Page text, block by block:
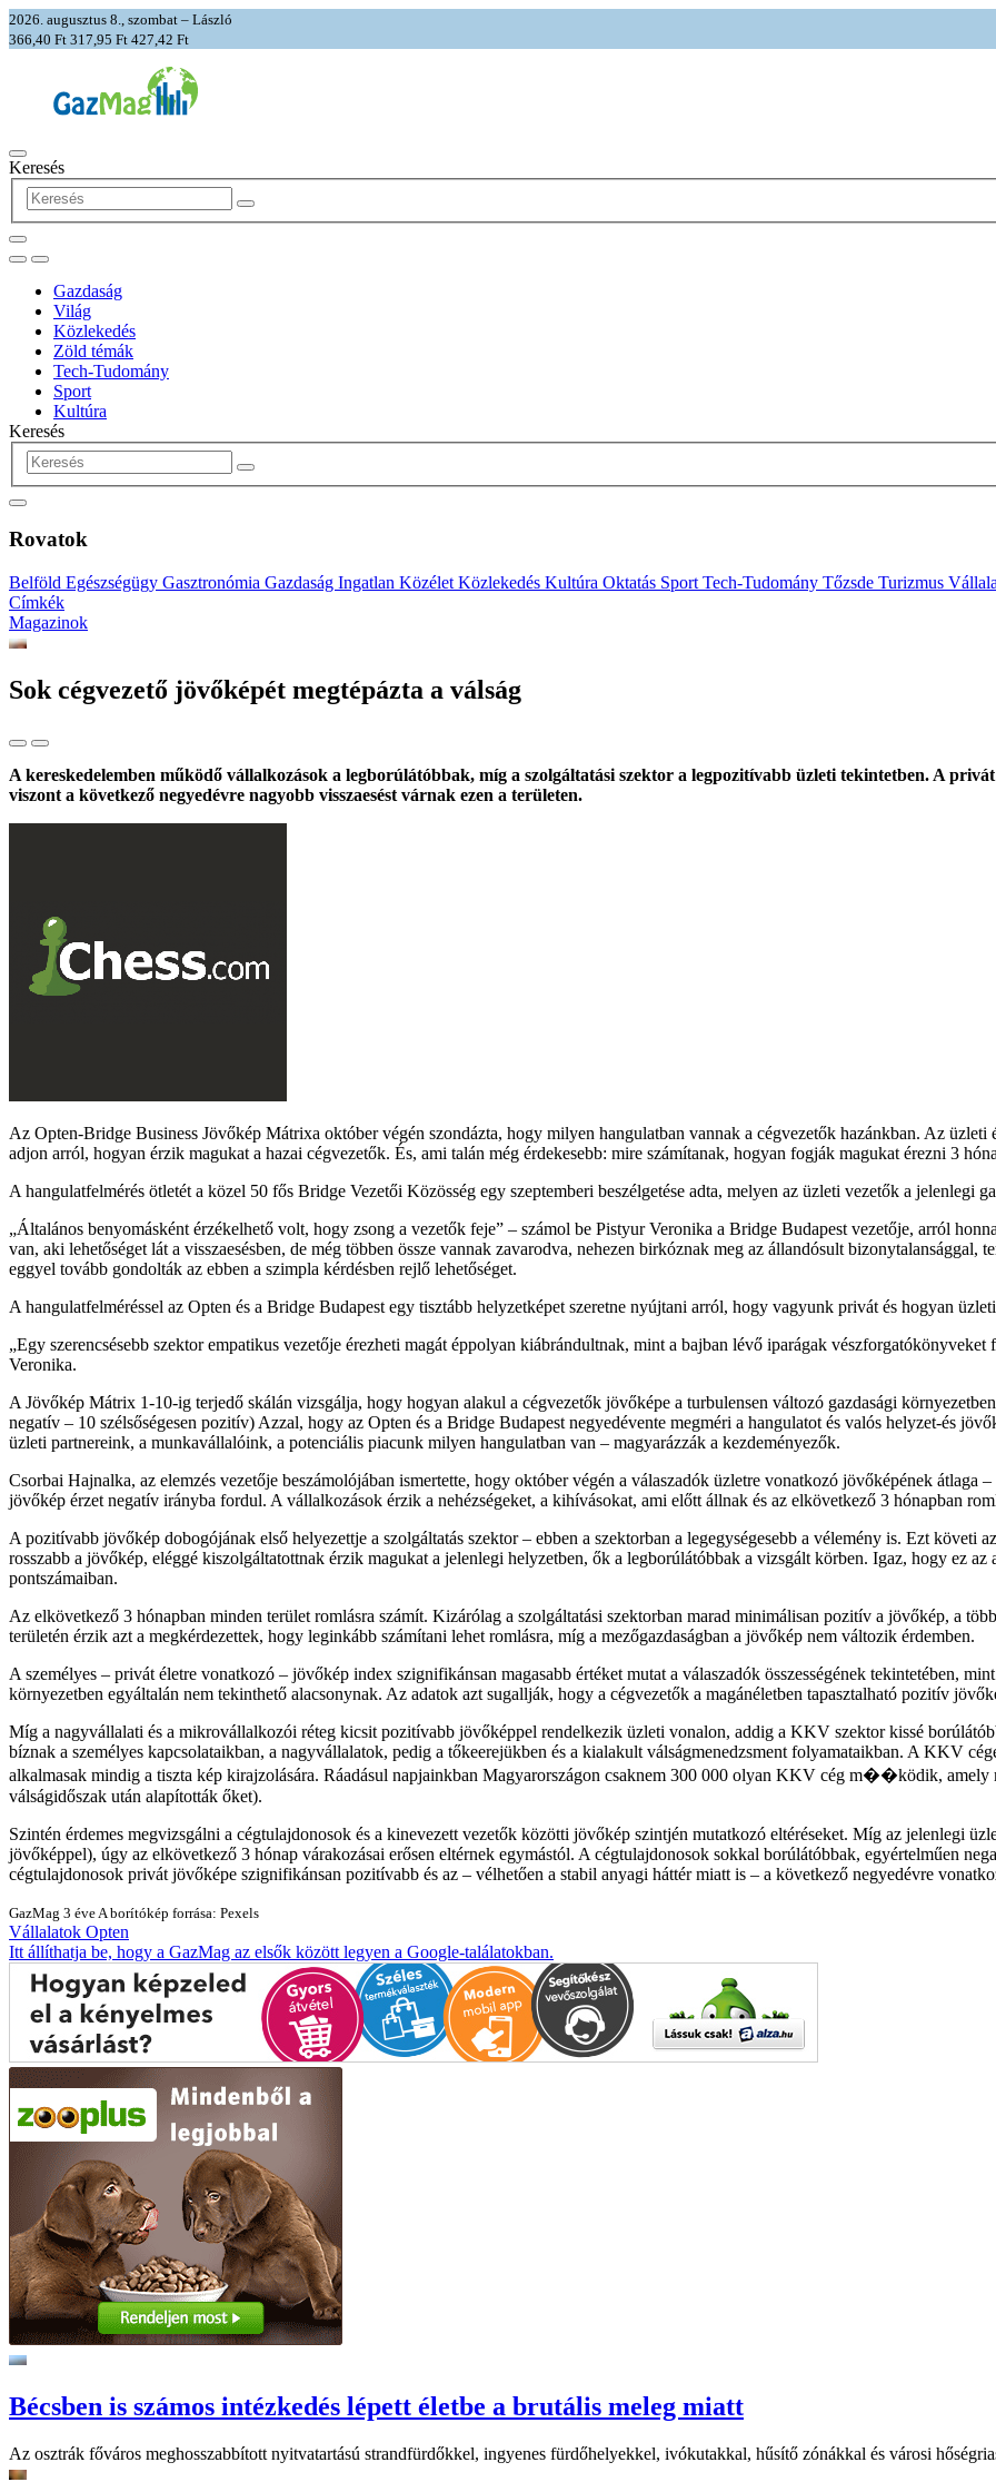
2026. augusztus 8., szombat – László
366,40 Ft 317,95 Ft 427,42 Ft
Keresés
Gazdaság
Világ
Közlekedés
Zöld témák
Tech-Tudomány
Sport
Kultúra
Keresés
Rovatok
Belföld Egészségügy Gasztronómia Gazdaság Ingatlan Közélet Közlekedés Kultúra Oktatás Sport Tech-Tudomány Tőzsde Turizmus
Címkék
Magazinok
Sok cégvezető jövőképét megtépázta a válság
A kereskedelemben működő vállalkozások a legborúlátóbbak, míg a szolgáltatási szektor a legpozitívabb üzleti tekintetben. A
viszont a következő negyedévre nagyobb visszaesést várnak ezen a területen.
Az Opten-Bridge Business Jövőkép Mátrixa október végén szondázta, hogy milyen hangulatban vannak a cégvezetők hazánkban. Az
adjon arról, hogyan érzik magukat a hazai cégvezetők. És, ami talán még érdekesebb: mire számítanak, hogyan fogják magukat érezni 3
A hangulatfelmérés ötletét a közel 50 fős Bridge Vezetői Közösség egy szeptemberi beszélgetése adta, melyen az üzleti vezetők a jelenlegi
Általános benyomásként érzékelhető volt, hogy zsong a vezetők feje
– számol be Pistyur Veronika a Bridge Budapest vezetője, arról
van, aki lehetőséget lát a visszaesésben, de még többen össze vannak zavarodva, nehezen birkóznak meg az állandósult
eggyel tovább gondolták az ebben a szimpla kérdésben rejlő lehetőséget.
A hangulatfelméréssel az Opten és a Bridge Budapest egy tisztább helyzetképet szeretne nyújtani arról, hogy vagyunk privát és hogyan
Egy szerencsésebb szektor empatikus vezetője érezheti magát éppolyan kiábrándultnak, mint a bajban lévő iparágak vészforgatókönyveket
Veronika.
A Jövőkép Mátrix 1-10-ig terjedő skálán vizsgálja, hogy hogyan alakul a cégvezetők jövőképe a turbulensen változó gazdasági
negatív – 10 szélsőségesen pozitív) Azzal, hogy az Opten és a Bridge Budapest negyedévente megméri a hangulatot és valós helyzet-és
üzleti partnereink, a munkavállalóink, a potenciális piacunk milyen hangulatban van – magyarázzák a kezdeményezők.
Csorbai Hajnalka, az elemzés vezetője beszámolójában ismertette, hogy október végén a válaszadók üzletre vonatkozó jövőképének átlaga
jövőkép érzet negatív irányba fordul. A vállalkozások érzik a nehézségeket, a kihívásokat, ami előtt állnak és az elkövetkező 3 hónapban
A pozitívabb jövőkép dobogójának első helyezettje a szolgáltatás szektor – ebben a szektorban a legegységesebb a vélemény is. Ezt követi
rosszabb a jövőkép, eléggé kiszolgáltatottnak érzik magukat a jelenlegi helyzetben, ők a legborúlátóbbak a vizsgált körben. Igaz, hogy ez az
pontszámaiban.
Az elkövetkező 3 hónapban minden terület romlásra számít. Kizárólag a szolgáltatási szektorban marad minimálisan pozitív a jövőkép, a
területén érzik azt a megkérdezettek, hogy leginkább számítani lehet romlásra, míg a mezőgazdaságban a jövőkép nem változik érdemben.
A személyes – privát életre vonatkozó – jövőkép index szignifikánsan magasabb értéket mutat a válaszadók összességének tekintetében,
környezetben egyáltalán nem tekinthető alacsonynak. Az adatok azt sugallják, hogy a cégvezetők a magánéletben tapasztalható pozitív
Míg a nagyvállalati és a mikrovállalkozói réteg kicsit pozitívabb jövőképpel rendelkezik üzleti vonalon, addig a KKV szektor kissé
bíznak a személyes kapcsolataikban, a nagyvállalatok, pedig a tőkeerejükben és a kialakult válságmenedzsment folyamataikban. A KKV
alkalmasak mindig a tiszta kép kirajzolására. Ráadásul napjainkban Magyarországon csaknem 300 000 olyan KKV cég m��ködik, amely
válságidőszak után alapították őket).
Szintén érdemes megvizsgálni a cégtulajdonosok és a kinevezett vezetők közötti jövőkép szintjén mutatkozó eltéréseket. Míg az jelenlegi
jövőképpel), úgy az elkövetkező 3 hónap várakozásai erősen eltérnek egymástól. A cégtulajdonosok sokkal borúlátóbbak, egyértelműen
cégtulajdonosok privát jövőképe szignifikánsan pozitívabb és az – vélhetően a stabil anyagi háttér miatt is – a következő negyedévre
GazMag 3 éve A borítókép forrása: Pexels
Vállalatok Opten
Itt állíthatja be, hogy a GazMag az elsők között legyen a Google-találatokban.
Bécsben is számos intézkedés lépett életbe a brutális meleg miatt
Az osztrák főváros meghosszabbított nyitvatartású strandfürdőkkel, ingyenes fürdőhelyekkel, ivókutakkal, hűsítő zónákkal és városi